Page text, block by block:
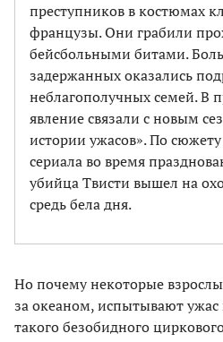
преступников в костюмах
французы. Они грабили
бейсбольными битами.
задержанных оказались
неблагополучных семей. В
явление связали с новым
истории ужасов». По
сериала во время
убийца Твисти вышел на
средь бела дня.
Но почему некоторые
за океаном, испытывают ужас
такого безобидного